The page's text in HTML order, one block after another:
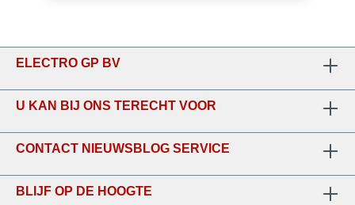
ELECTRO GP BV
U KAN BIJ ONS TERECHT VOOR
CONTACT NIEUWSBLOG SERVICE
BLIJF OP DE HOOGTE